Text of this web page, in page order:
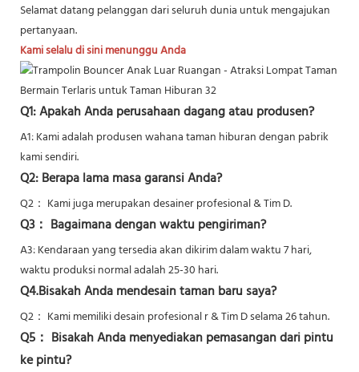
Selamat datang pelanggan dari seluruh dunia untuk mengajukan
pertanyaan.
Kami selalu di sini menunggu Anda
Q1: Apakah Anda perusahaan dagang atau produsen?
A1: Kami adalah produsen wahana taman hiburan dengan pabrik
kami sendiri.
Q2: Berapa lama masa garansi Anda?
Q2： Kami juga merupakan desainer profesional & Tim D.
Q3： Bagaimana dengan waktu pengiriman?
A3: Kendaraan yang tersedia akan dikirim dalam waktu 7 hari,
waktu produksi normal adalah 25-30 hari.
Q4.Bisakah Anda mendesain taman baru saya?
Q2： Kami memiliki desain profesional r & Tim D selama 26 tahun.
Q5： Bisakah Anda menyediakan pemasangan dari pintu
ke pintu?